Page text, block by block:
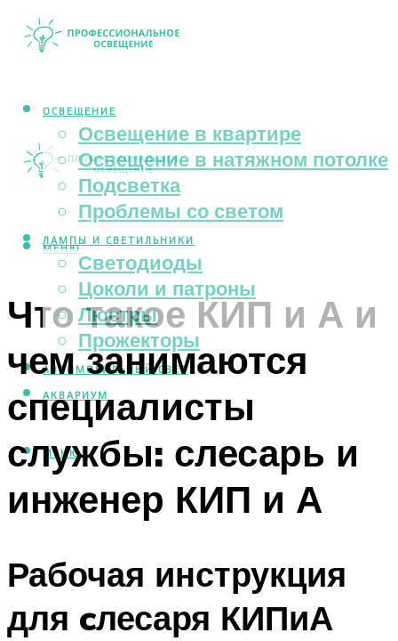
ОСВЕЩЕНИЕ
Освещение в квартире
Освещение в натяжном потолке
Подсветка
Проблемы со светом
ЛАМПЫ И СВЕТИЛЬНИКИ
Светодиоды
Цоколи и патроны
Люстры
Прожекторы
АВТОМОБИЛЬНЫЙ СВЕТ
АКВАРИУМ
МЕНЮ
МЕНЮ
Что такое КИП и А и
чем занимаются
специалисты
службы: слесарь и
инженер КИП и А
Рабочая инструкция
для cлесаря КИПиА